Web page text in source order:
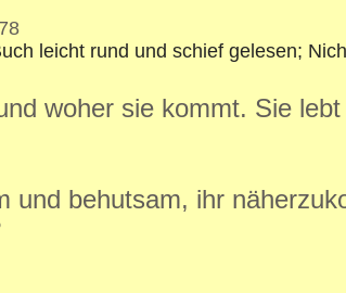
leicht rund und schief gelesen;
woher sie kommt. Sie
und behutsam, ihr